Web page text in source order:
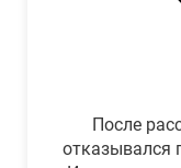
После
отказывался